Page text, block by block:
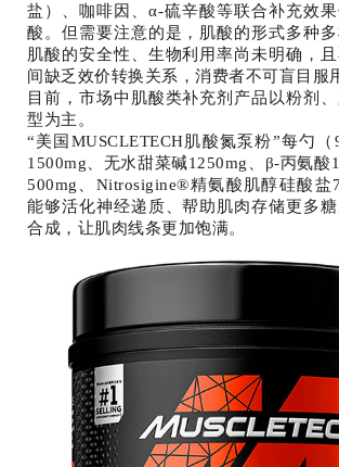
盐）、咖啡因、α-硫辛酸等联合补充效
酸。但需要注意的是，肌酸的形式多种
肌酸的安全性、生物利用率尚未明确，
间缺乏效价转换关系，消费者不可盲目服
目前，市场中肌酸类补充剂产品以粉剂
型为主。
“美国MUSCLETECH肌酸氮泵粉”每勺
1500mg、无水甜菜碱1250mg、β-丙氨酸
500mg、Nitrosigine®精氨酸肌醇硅酸盐
能够活化神经递质、帮助肌肉存储更多
合成，让肌肉线条更加饱满。